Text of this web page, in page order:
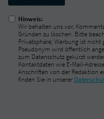
ausfüllen!
Hinweis:
Wir behalten uns vor,
Gründen zu löschen. Bitte
Privatsphäre; Werbung ist nicht
Pseudonym wird öffentlich
zum Datenschutz gekürzt
Kontaktdaten wie E-Mail-
Anschriften von der Redaktion
finden Sie in unserer